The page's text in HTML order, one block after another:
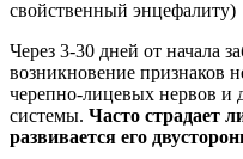
свойственный энцефалиту)
Через 3-30 дней от начала
возникновение признаков
черепно-лицевых нервов и
системы. Часто страдает
развивается его